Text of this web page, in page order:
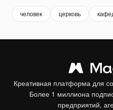
человек церковь
Креативная платформа для
Более 1 миллиона
предприятий,